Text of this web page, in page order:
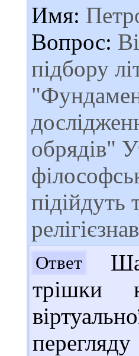
Имя:
Вопрос:
підбору
обрядів"
підійдуть
Ответ
трішки